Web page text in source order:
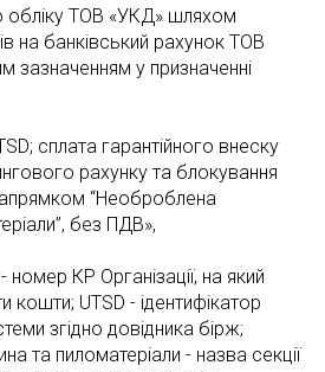
обліку ТОВ «УКД» шляхом
на банківський рахунок ТОВ
зазначенням у призначенні
сплата гарантійного внеску
рахунку та блокування
“Необроблена
без ПДВ»,
КР Організації, на який
кошти; UTSD - ідентифікатор
згідно довідника бірж;
та пиломатеріали - назва секції